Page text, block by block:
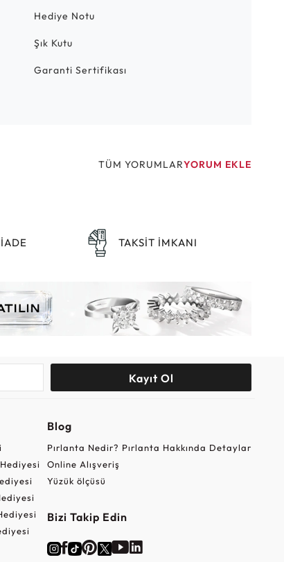
Hediye Notu
Şık Kutu
Garanti Sertifikası
TÜM YORUMLARYORUM EKLE
TAKSİT İMKANI
Kayıt Ol
Blog
Pırlanta Nedir? Pırlanta Hakkında Detaylar
Online Alışveriş
Yüzük ölçüsü
Bizi Takip Edin